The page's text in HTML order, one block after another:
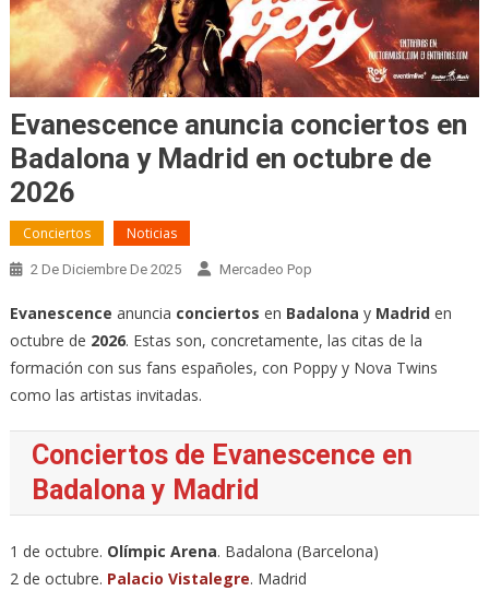
Evanescence anuncia conciertos en
Badalona y Madrid en octubre de
2026
Conciertos Noticias
2 De Diciembre De 2025 Mercadeo Pop
Evanescence anuncia conciertos en Badalona y Madriden
octubre de 2026. Estas son, concretamente, las citas de la
formación con sus fans españoles, con Poppy y Nova Twins
como las artistas invitadas.
Conciertos de Evanescence en
Badalona y Madrid
1 de octubre. Olímpic Arena. Badalona (Barcelona)
2 de octubre. Palacio Vistalegre. Madrid